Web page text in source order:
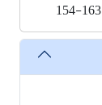
154-163